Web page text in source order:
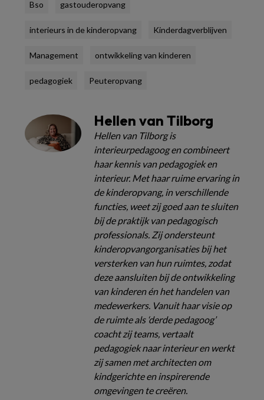
Bso gastouderopvang
interieurs in de kinderopvang Kinderdagverblijven
Management ontwikkeling van kinderen
pedagogiek Peuteropvang
Hellen van Tilborg
Hellen van Tilborg is
interieurpedagoog en combineert
haar kennis van pedagogiek en
interieur. Met haar ruime ervaring in
de kinderopvang, in verschillende
functies, weet zij goed aan te sluiten
bij de praktijk van pedagogisch
professionals. Zij ondersteunt
kinderopvangorganisaties bij het
versterken van hun ruimtes, zodat
deze aansluiten bij de ontwikkeling
van kinderen én het handelen van
medewerkers. Vanuit haar visie op
de ruimte als ‘derde pedagoog’
coacht zij teams, vertaalt
pedagogiek naar interieur en werkt
zij samen met architecten om
kindgerichte en inspirerende
omgevingen te creëren.